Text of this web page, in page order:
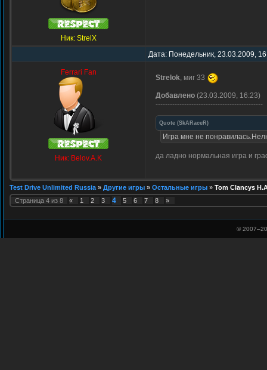
Ник: StrelX
Дата: Понедельник, 23.03.2009,
Ferrari Fan
Ник: Belov.A.K
Strelok, миг 33
Добавлено (23.03.2009, 16:23)
---------------------------------------------
Quote (SkARaceR)
Игра мне не
да ладно нормальная игра и
Test Drive Unlimited Russia » Другие игры » Остальные игры » Tom Clancys
Страница 4 из 8 « 1 2 3 4 5 6 7 8 »
© 2007–